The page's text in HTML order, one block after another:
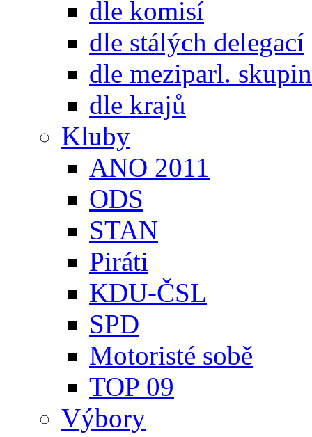
dle komisí
dle stálých delegací
dle meziparl. skupin
dle krajů
Kluby
ANO 2011
ODS
STAN
Piráti
KDU-ČSL
SPD
Motoristé sobě
TOP 09
Výbory